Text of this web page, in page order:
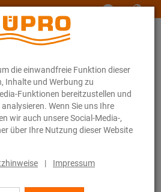
die einwandfreie Funktion dieser
Inhalte und Werbung zu
Funktionen bereitzustellen und
Wenn Sie uns Ihre
wir auch unsere Social-Media-,
über Ihre Nutzung dieser Website
| Impressum
Lüftungsbefestigung
Lüftungsschellen